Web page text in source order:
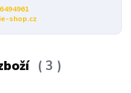
shop.cz
3